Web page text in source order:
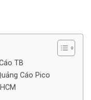
TB
Cáo Pico